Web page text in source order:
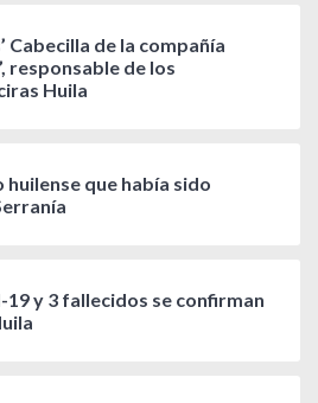
Cabecilla de la compañía
responsable de los
Huila
que había sido
19 y 3 fallecidos se confirman